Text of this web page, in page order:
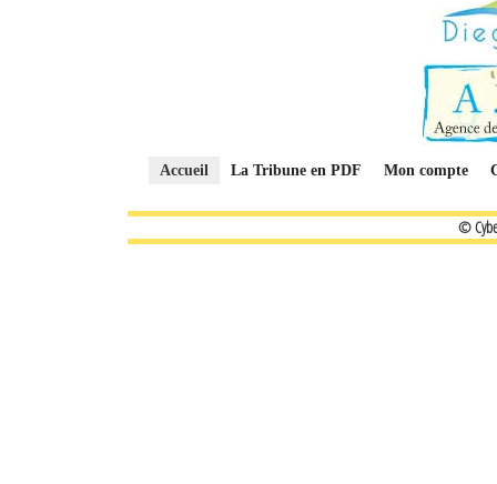
Accueil La Tribune en PDF Mon compte
©